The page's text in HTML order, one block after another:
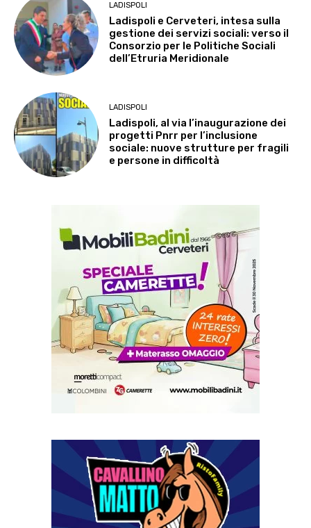
LADISPOLI
Ladispoli e Cerveteri, intesa sulla
gestione dei servizi sociali: verso il
Consorzio per le Politiche Sociali
dell’Etruria Meridionale
LADISPOLI
Ladispoli, al via l’inaugurazione dei
progetti Pnrr per l’inclusione
sociale: nuove strutture per fragili
e persone in difficoltà